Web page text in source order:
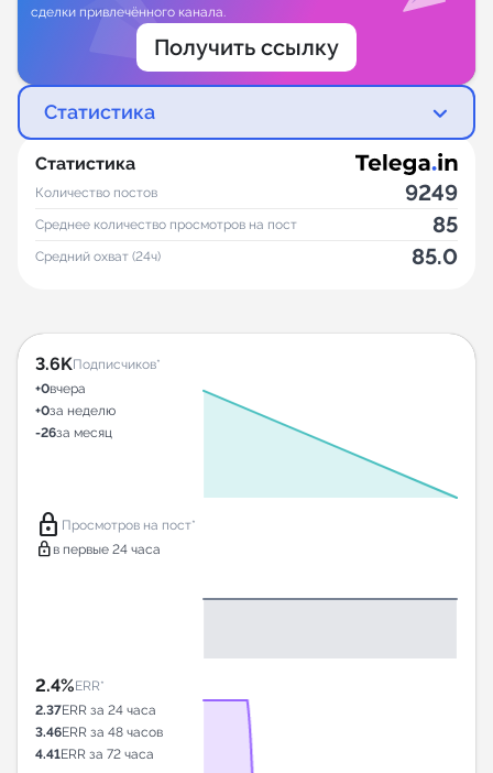
сделки привлечённого канала.
Получить ссылку
Статистика
Статистика
Количество постов 9249
Среднее количество просмотров на пост 85
Средний охват (24ч) 85.0
3.6KПодписчиков*
+0вчера
+0за неделю
-26за месяц
lock Просмотров на пост*
lock в первые 24 часа
2.4%ERR*
2.37ERR за 24 часа
3.46ERR за 48 часов
4.41ERR за 72 часа